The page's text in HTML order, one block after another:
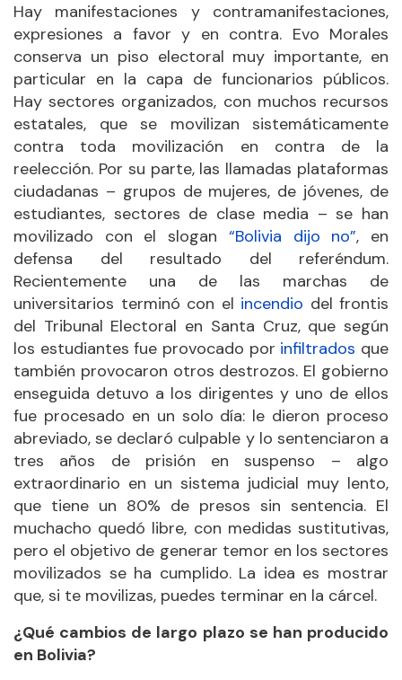
Hay manifestaciones y contramanifestaciones,
expresiones a favor y en contra. Evo Morales
conserva un piso electoral muy importante, en
particular en la capa de funcionarios públicos.
Hay sectores organizados, con muchos recursos
estatales, que se movilizan sistemáticamente
contra toda movilización en contra de la
reelección. Por su parte, las llamadas plataformas
ciudadanas – grupos de mujeres, de jóvenes, de
estudiantes, sectores de clase media – se han
movilizado con el slogan “Bolivia dijo no”, en
defensa del resultado del referéndum.
Recientemente una de las marchas de
universitarios terminó con el incendio del frontis
del Tribunal Electoral en Santa Cruz, que según
los estudiantes fue provocado por infiltrados que
también provocaron otros destrozos. El gobierno
enseguida detuvo a los dirigentes y uno de ellos
fue procesado en un solo día: le dieron proceso
abreviado, se declaró culpable y lo sentenciaron a
tres años de prisión en suspenso – algo
extraordinario en un sistema judicial muy lento,
que tiene un 80% de presos sin sentencia. El
muchacho quedó libre, con medidas sustitutivas,
pero el objetivo de generar temor en los sectores
movilizados se ha cumplido. La idea es mostrar
que, si te movilizas, puedes terminar en la cárcel.
¿Qué cambios de largo plazo se han producido
en Bolivia?